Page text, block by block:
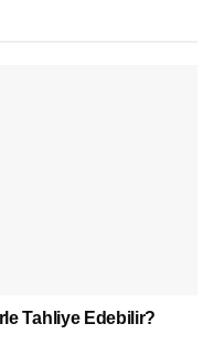
Tahliye Edebilir?